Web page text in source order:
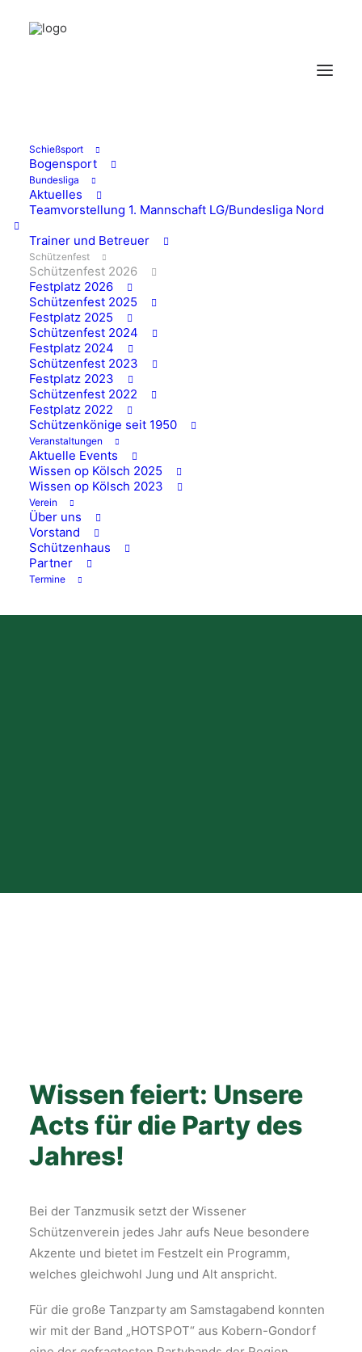
Schießsport
Bogensport
Bundesliga
Aktuelles
Teamvorstellung 1. Mannschaft LG/Bundesliga Nord
Trainer und Betreuer
Schützenfest
Schützenfest 2026
Festplatz 2026
Schützenfest 2025
Festplatz 2025
Schützenfest 2024
Festplatz 2024
Schützenfest 2023
Festplatz 2023
Schützenfest 2022
Festplatz 2022
Schützenkönige seit 1950
Veranstaltungen
Aktuelle Events
Wissen op Kölsch 2025
Wissen op Kölsch 2023
Verein
Über uns
Vorstand
Schützenhaus
Partner
Termine
Wissener
Schützenverein e.V.
1870
Wissen feiert: Unsere
Acts für die Party des
Jahres!
Bei der Tanzmusik setzt der Wissener
Schützenverein jedes Jahr aufs Neue besondere
Akzente und bietet im Festzelt ein Programm,
welches gleichwohl Jung und Alt anspricht.
Für die große Tanzparty am Samstagabend konnten
wir mit der Band „HOTSPOT“ aus Kobern-Gondorf